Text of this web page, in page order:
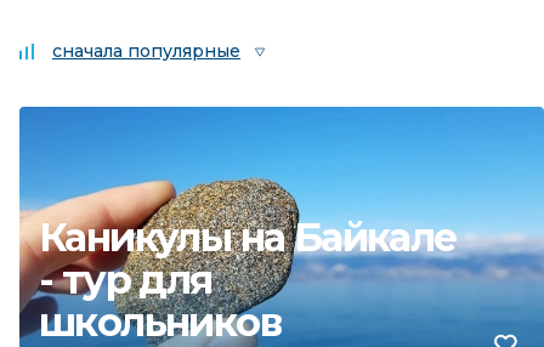
сначала популярные
Каникулы на Байкале
- тур для
школьников